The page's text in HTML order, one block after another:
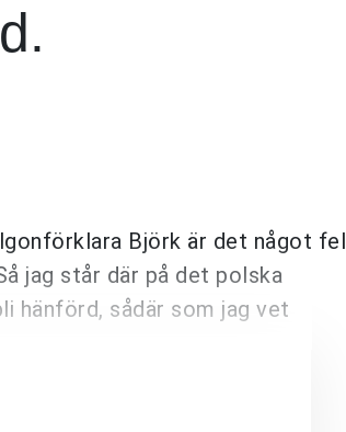
Björk är det något fel
jag står där på det polska
hänförd, sådär som jag vet